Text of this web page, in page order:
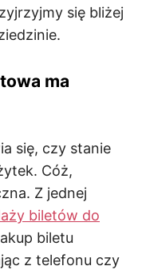
się bliżej
ma
się, czy stanie
Cóż,
Z jednej
biletów do
biletu
z telefonu czy